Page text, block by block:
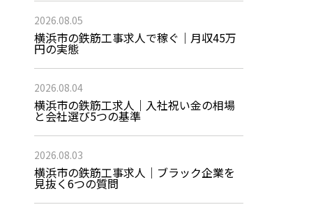
2026.08.05
横浜市の鉄筋工事求人で稼ぐ｜月収45万
円の実態
2026.08.04
横浜市の鉄筋工求人｜入社祝い金の相場
と会社選び5つの基準
2026.08.03
横浜市の鉄筋工事求人｜ブラック企業を
見抜く6つの質問